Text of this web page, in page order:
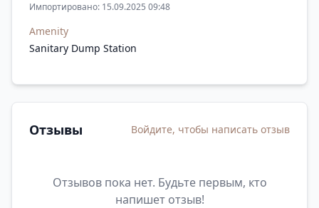
Импортировано: 15.09.2025 09:48
Amenity
Sanitary Dump Station
Отзывы Войдите, чтобы написать отзыв
Отзывов пока нет. Будьте первым, кто
напишет отзыв!